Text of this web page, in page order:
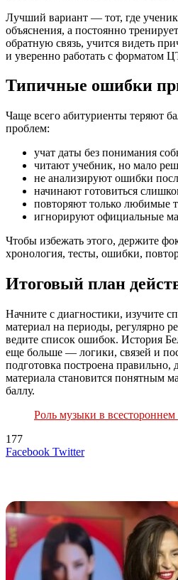
Лучший вариант — тот, где
объяснения, а постоянно
обратную связь, учится видеть
и уверенно работать с форматом
Типичные ошибки
Чаще всего абитуриенты теряют
проблем:
учат даты без понимания
читают учебник, но мало
не анализируют ошибки
начинают готовиться
повторяют только любимые
игнорируют официальные
Чтобы избежать этого, держите
хронология, тесты, ошибки,
Итоговый план
Начните с диагностики, изучите
материал на периоды, регулярно
ведите список ошибок. История
еще больше — логики, связей и
подготовка построена
материала становится понятным
баллу.
Роль музыки в всестороннем
177
Facebook TwitterLinkedIn
Tumblr
Reddit
Вконтакте
Одноклассники
Skype
Messenger
Messenger
WhatsApp
Telegram
Viber
Line
Поделиться
Печатать